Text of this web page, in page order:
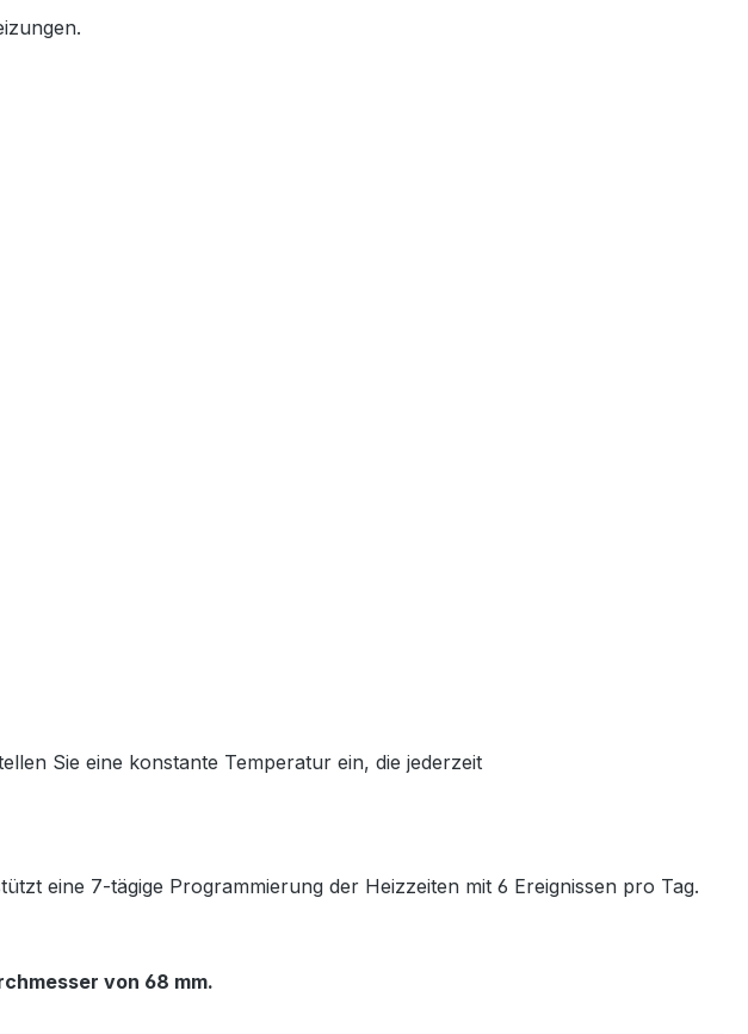
Sie eine konstante Temperatur ein, die jederzeit
eine 7-tägige Programmierung der Heizzeiten mit 6 Ereignissen pro Tag.
von 68 mm.